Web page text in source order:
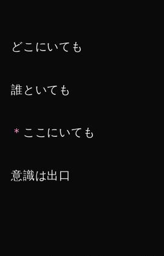
どこにいても
誰といても
＊ ここにいても
意識は出口